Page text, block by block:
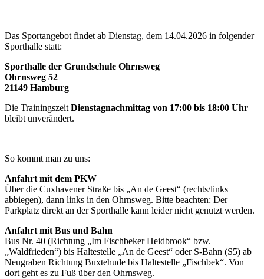
Das Sportangebot findet ab Dienstag, dem 14.04.2026 in folgender
Sporthalle statt:
Sporthalle der Grundschule Ohrnsweg
Ohrnsweg 52
21149 Hamburg
Die Trainingszeit Dienstagnachmittag von 17:00 bis 18:00 Uhr
bleibt unverändert.
So kommt man zu uns:
Anfahrt mit dem PKW
Über die Cuxhavener Straße bis „An de Geest“ (rechts/links
abbiegen), dann links in den Ohrnsweg. Bitte beachten: Der
Parkplatz direkt an der Sporthalle kann leider nicht genutzt werden.
Anfahrt mit Bus und Bahn
Bus Nr. 40 (Richtung „Im Fischbeker Heidbrook“ bzw.
„Waldfrieden“) bis Haltestelle „An de Geest“ oder S-Bahn (S5) ab
Neugraben Richtung Buxtehude bis Haltestelle „Fischbek“. Von
dort geht es zu Fuß über den Ohrnsweg.